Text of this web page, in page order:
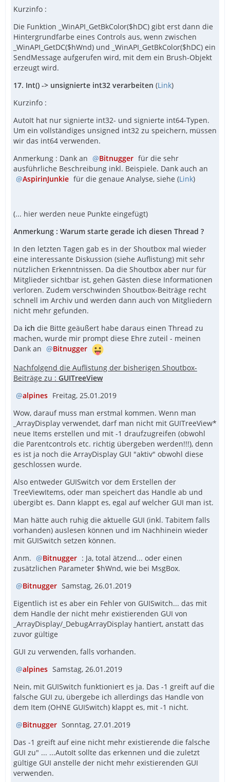
Kurzinfo :
Die Funktion _WinAPI_GetBkColor($hDC) gibt erst dann die
Hintergrundfarbe eines Controls aus, wenn zwischen
_WinAPI_GetDC($hWnd) und _WinAPI_GetBkColor($hDC) ein
SendMessage aufgerufen wird, mit dem ein Brush-Objekt
erzeugt wird.
17. Int() -> unsignierte int32 verarbeiten (Link)
Kurzinfo :
AutoIt hat nur signierte int32- und signierte int64-Typen.
Um ein vollständiges unsigned int32 zu speichern, müssen
wir das int64 verwenden.
Anmerkung : Dank an
Bitnugger für die sehr
ausführliche Beschreibung inkl. Beispiele. Dank auch an
AspirinJunkie für die genaue Analyse, siehe (Link)
(... hier werden neue Punkte eingefügt)
Anmerkung : Warum starte gerade ich diesen Thread ?
In den letzten Tagen gab es in der Shoutbox mal wieder
eine interessante Diskussion (siehe Auflistung) mit sehr
nützlichen Erkenntnissen. Da die Shoutbox aber nur für
Mitglieder sichtbar ist, gehen Gästen diese Informationen
verloren. Zudem verschwinden Shoutbox-Beiträge recht
schnell im Archiv und werden dann auch von Mitgliedern
nicht mehr gefunden.
Da ich die Bitte geäußert habe daraus einen Thread zu
machen, wurde mir prompt diese Ehre zuteil - meinen
Dank an
Bitnugger
Nachfolgend die Auflistung der bisherigen Shoutbox-
Beiträge zu : GUITreeView
alpines Freitag, 25.01.2019
Wow, darauf muss man erstmal kommen. Wenn man
_ArrayDisplay verwendet, darf man nicht mit GUITreeView*
neue Items erstellen und mit -1 draufzugreifen (obwohl
die Parentcontrols etc. richtig übergeben werden!!!), denn
es ist ja noch die ArrayDisplay GUI "aktiv" obwohl diese
geschlossen wurde.
Also entweder GUISwitch vor dem Erstellen der
TreeViewItems, oder man speichert das Handle ab und
übergibt es. Dann klappt es, egal auf welcher GUI man ist.
Man hätte auch ruhig die aktuelle GUI (inkl. Tabitem falls
vorhanden) auslesen können und im Nachhinein wieder
mit GUISwitch setzen können.
Anm.
Bitnugger : Ja, total ätzend... oder einen
zusätzlichen Parameter $hWnd, wie bei MsgBox.
Bitnugger Samstag, 26.01.2019
Eigentlich ist es aber ein Fehler von GUISwitch... das mit
dem Handle der nicht mehr existierenden GUI von
_ArrayDisplay/_DebugArrayDisplay hantiert, anstatt das
zuvor gültige
GUI zu verwenden, falls vorhanden.
alpines Samstag, 26.01.2019
Nein, mit GUISwitch funktioniert es ja. Das -1 greift auf die
falsche GUI zu, übergebe ich allerdings das Handle von
dem Item (OHNE GUISwitch) klappt es, mit -1 nicht.
Bitnugger Sonntag, 27.01.2019
Das -1 greift auf eine nicht mehr existierende die falsche
GUI zu" ... ...AutoIt sollte das erkennen und die zuletzt
gültige GUI anstelle der nicht mehr existierenden GUI
verwenden.